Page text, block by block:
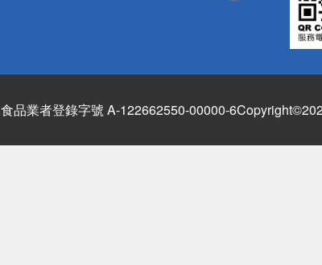
食品業者登錄字號 A-122662550-00000-6